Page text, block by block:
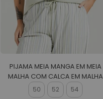
PIJAMA MEIA MANGA EM MEIA
MALHA COM CALCA EM MALHA
ROTATIVA FEMININO
50 52 54